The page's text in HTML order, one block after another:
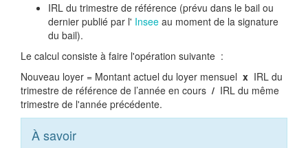
IRL du trimestre de référence (prévu dans le bail ou
dernier publié par l' Insee au moment de la signature
du bail).
Le calcul consiste à faire l'opération suivante :
Nouveau loyer = Montant actuel du loyer mensuel x IRL du
trimestre de référence de l’année en cours / IRL du même
trimestre de l'année précédente.
À savoir